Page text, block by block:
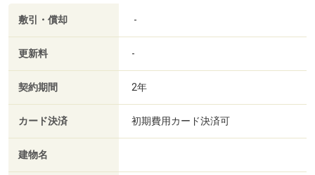
敷引・償却 -
更新料 -
契約期間 2年
カード決済 初期費用カード決済可
建物名